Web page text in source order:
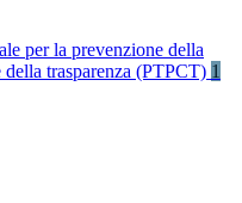
per la prevenzione della
della trasparenza (PTPCT) 1